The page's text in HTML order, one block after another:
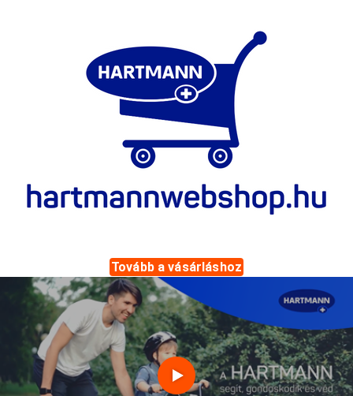
Tovább a vásárláshoz